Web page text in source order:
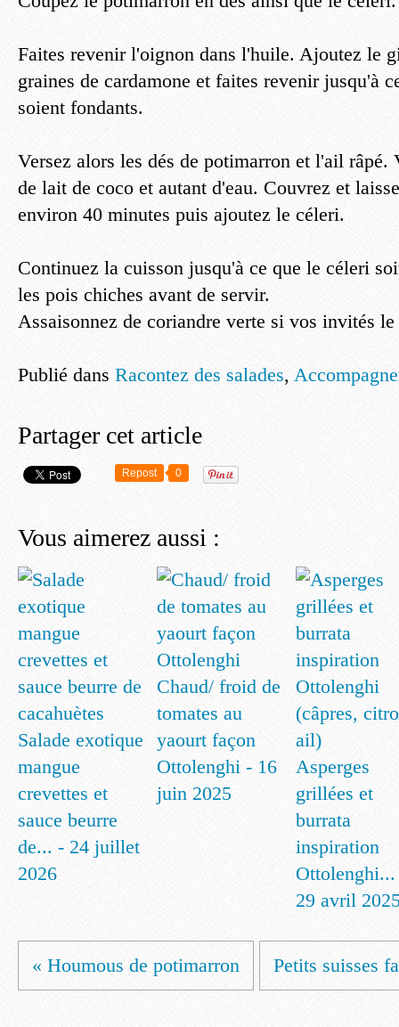
Faites revenir l'oignon dans l'huile. Ajoutez le
graines de cardamone et faites revenir jusqu'à
soient fondants.
Versez alors les dés de potimarron et l'ail râpé.
de lait de coco et autant d'eau. Couvrez et
environ 40 minutes puis ajoutez le céleri.
Continuez la cuisson jusqu'à ce que le céleri
les pois chiches avant de servir.
Assaisonnez de coriandre verte si vos invités
Publié dans Racontez des salades,
Partager cet article
Repost 0
Vous aimerez aussi :
Salade exotique
mangue
crevettes et
sauce beurre
de... - 24 juillet
2026
Chaud/ froid de
tomates au
yaourt façon
Ottolenghi - 16
juin 2025
Asperges
grillées et
burrata
inspiration
29 avril
« Houmous de potimarron Petits suisses